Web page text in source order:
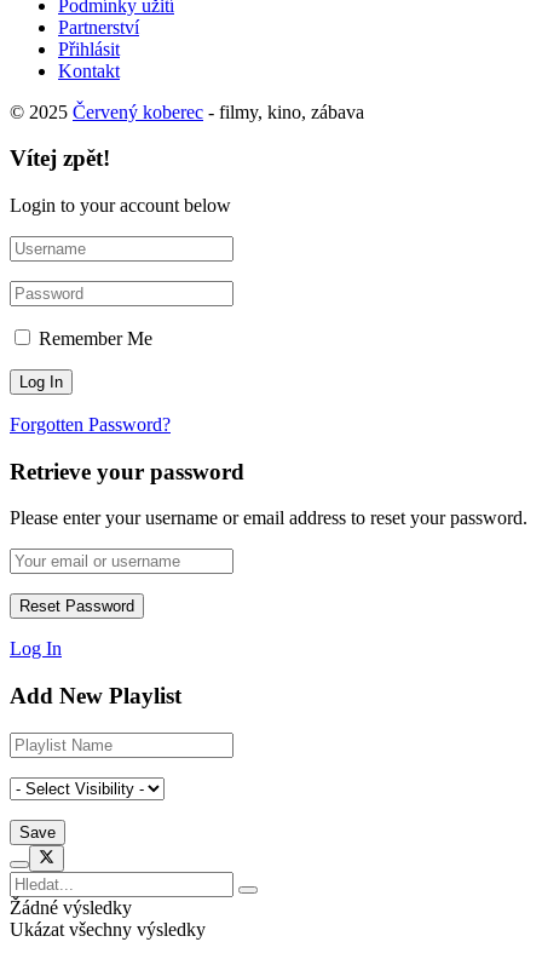
Podmínky užití
Partnerství
Přihlásit
Kontakt
© 2025 Červený koberec - filmy, kino, zábava
Vítej zpět!
Login to your account below
Remember Me
Forgotten Password?
Retrieve your password
Please enter your username or email address to reset your password.
Log In
Add New Playlist
Žádné výsledky
Ukázat všechny výsledky